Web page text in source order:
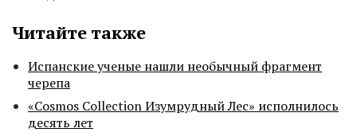
Читайте также
Испанские ученые нашли необычный фрагмент
черепа
«Cosmos Collection Изумрудный Лес» исполнилось
десять лет